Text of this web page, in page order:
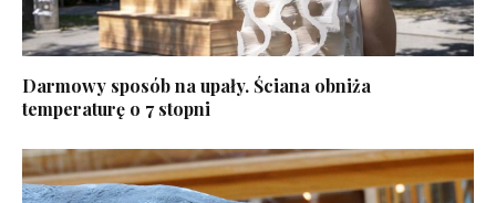
Darmowy sposób na upały. Ściana obniża
temperaturę o 7 stopni